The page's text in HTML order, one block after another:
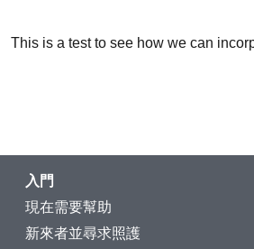
This is a test to see how we can
入門
現在需要幫助
新來者並尋求照護